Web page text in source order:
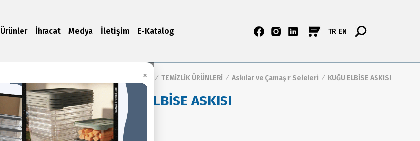
×
Ürünler İhracat Medya İletişim E-Katalog TR EN
Ürünler / TEMİZLİK ÜRÜNLERİ / Askılar ve Çamaşır Seleleri / KUĞU ELBİSE ASKISI
KUĞU ELBİSE ASKISI